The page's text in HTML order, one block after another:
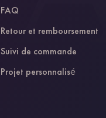
FAQ
Retour et remboursement
Suivi de commande
Projet personnalisé